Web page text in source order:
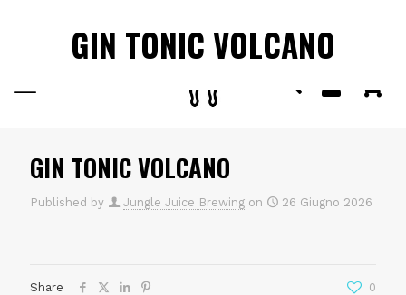
GIN TONIC VOLCANO
GIN TONIC VOLCANO
Published by Jungle Juice Brewing on 26 Giugno 2026
Share 0